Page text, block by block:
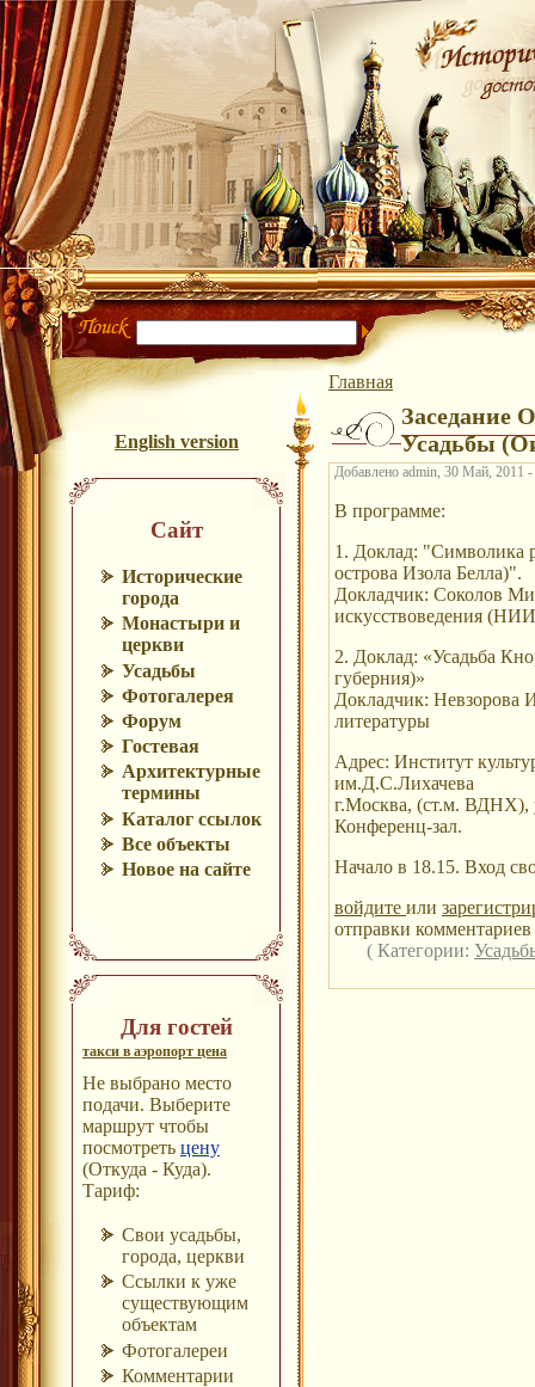
English version
Сайт
Исторические
города
Монастыри и
церкви
Усадьбы
Фотогалерея
Форум
Гостевая
Архитектурные
термины
Каталог ссылок
Все объекты
Новое на сайте
Для гостей
такси в аэропорт цена
Не выбрано место
подачи. Выберите
маршрут чтобы
посмотреть цену
(Откуда - Куда).
Тариф:
Свои усадьбы,
города, церкви
Ссылки к уже
существующим
объектам
Фотогалереи
Комментарии
Главная
Заседание
Усадьбы
Добавлено admin, 30 Май, 2011 -
В программе:
1. Доклад: "Символика
острова Изола Белла)".
Докладчик: Соколов
искусствоведения
2. Доклад: «Усадьба
губерния)»
Докладчик: Невзорова
литературы
Адрес: Институт
им.Д.С.Лихачева
г.Москва, (ст.м. ВДНХ),
Конференц-зал.
Начало в 18.15. Вход
войдите или
отправки
( Категории: